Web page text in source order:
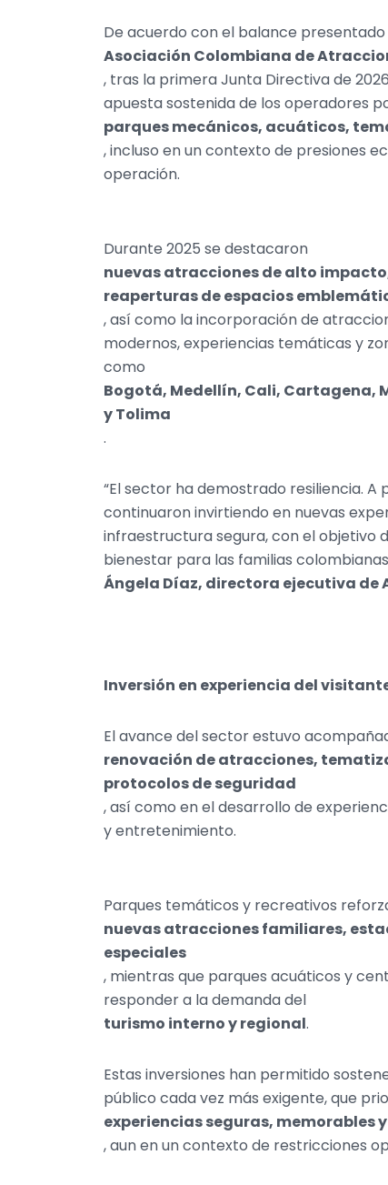
De acuerdo con el balance
Asociación Colombiana de
, tras la primera Junta Directiva de
apuesta sostenida de los operadores
parques mecánicos, acuáticos,
, incluso en un contexto de presiones
operación.
Durante 2025 se destacaron
nuevas atracciones de alto
reaperturas de espacios
, así como la incorporación de
modernos, experiencias temáticas y
como
Bogotá, Medellín, Cali, Cartagena,
y Tolima
.
“El sector ha demostrado resiliencia.
continuaron invirtiendo en nuevas
infraestructura segura, con el objetivo
bienestar para las familias
Ángela Díaz, directora ejecutiva de
Inversión en experiencia del
El avance del sector estuvo
renovación de atracciones,
protocolos de seguridad
, así como en el desarrollo de
y entretenimiento.
Parques temáticos y recreativos
nuevas atracciones familiares,
especiales
, mientras que parques acuáticos y
responder a la demanda del
turismo interno y regional.
Estas inversiones han permitido
público cada vez más exigente, que
experiencias seguras, memorables
, aun en un contexto de restricciones